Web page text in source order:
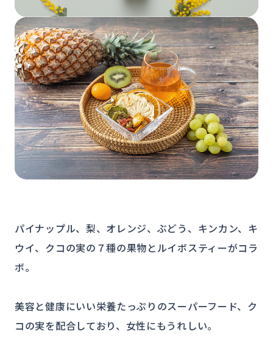
パイナップル、梨、オレンジ、ぶどう、キンカン、キ
ウイ、クコの実の７種の果物とルイボスティーがコラ
ボ。
美容と健康にいい栄養たっぷりのスーパーフード、ク
コの実を配合しており、女性にもうれしい。